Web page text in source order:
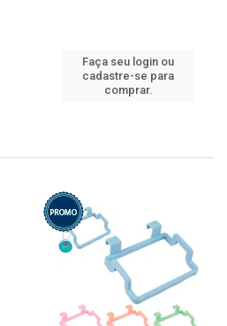
Faça seu login ou
cadastre-se para
comprar.